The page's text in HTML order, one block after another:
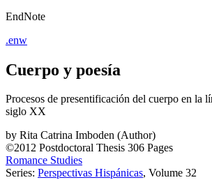
EndNote
.enw
Cuerpo y poesía
Procesos de presentificación del cuerpo en la
siglo XX
by Rita Catrina Imboden (Author)
©2012 Postdoctoral Thesis 306 Pages
Romance Studies
Series: Perspectivas Hispánicas, Volume 32